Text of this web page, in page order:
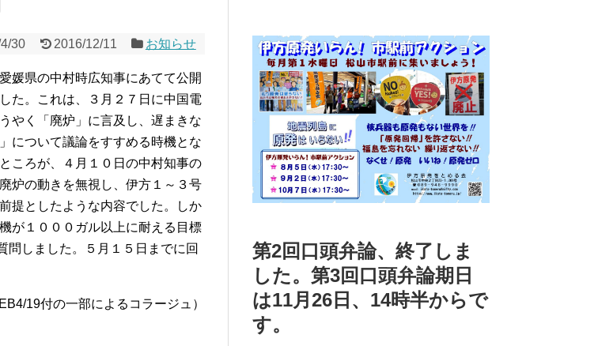
30 2016/12/11 お知らせ
媛県の中村時広知事にあてて公開
た。これは、３月２７日に中国電
やく「廃炉」に言及し、遅まきな
について議論をすすめる時機とな
ころが、４月１０日の中村知事の
炉の動きを無視し、伊方１～３号
提としたような内容でした。しか
が１０００ガル以上に耐える目標
問しました。５月１５日までに回
19付の一部によるコラージュ）
第2回口頭弁論、終了しま
した。第3回口頭弁論期日
は11月26日、14時半からで
す。